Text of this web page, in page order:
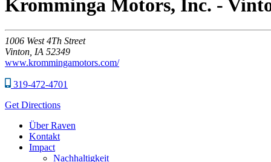
Kromminga Motors, Inc. -
1006 West 4Th Street
Vinton, IA 52349
www.krommingamotors.com/
319-472-4701
Get Directions
Über Raven
Kontakt
Impact
Nachhaltigkeit